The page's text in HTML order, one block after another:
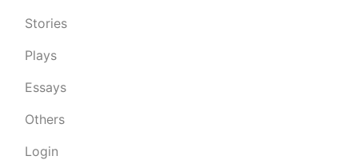
Stories
Plays
Essays
Others
Login